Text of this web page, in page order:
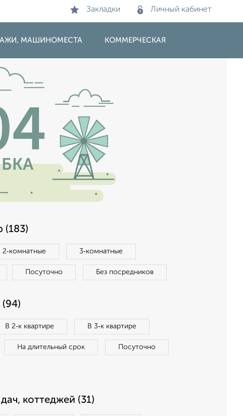
Закладки Личный кабинет
МАШИНОМЕСТА КОММЕРЧЕСКАЯ
(183)
2‑комнатные 3‑комнатные
Посуточно Без посредников
В 2‑к квартире В 3‑к квартире
На длительный срок Посуточно
коттеджей (31)